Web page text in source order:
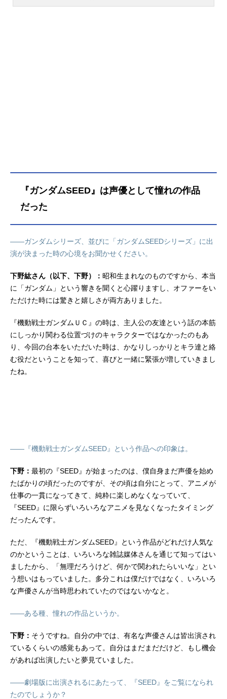
日（金）～11月14日（木）キャスト
クライン：田中理恵アスラン・ザ
ナマリア・ホーク：坂本真綾メイリ
ン・ホーク：折笠富美子マリュー・
ラミアス：三石琴乃ムウ・ラ・フラ
『ガンダムSEED』は声優として憧れの作品
だった
――ガンダムシリーズ、並びに「ガンダムSEEDシリーズ」に出
演が決まった時の心境をお聞かせください。
下野紘さん（以下、下野）： 昭和生まれなのものですから、本当
に「ガンダム」という響きを聞くと心躍りますし、オファーをい
ただけた時には驚きと嬉しさが両方ありました。
『機動戦士ガンダムＵＣ』の時は、主人公の友達という話の本筋
にしっかり関わる位置づけのキャラクターではなかったのもあ
り、今回の台本をいただいた時は、かなりしっかりとキラ達と絡
む役だということを知って、喜びと一緒に緊張が増していきまし
たね。
――『機動戦士ガンダムSEED』という作品への印象は。
下野： 最初の『SEED』が始まったのは、僕自身まだ声優を始め
たばかりの頃だったのですが、その頃は自分にとって、アニメが
仕事の一貫になってきて、純粋に楽しめなくなっていて、
『SEED』に限らずいろいろなアニメを見なくなったタイミング
だったんです。
ただ、『機動戦士ガンダムSEED』という作品がどれだけ人気な
のかということは、いろいろな雑誌媒体さんを通じて知ってはい
ましたから、「無理だろうけど、何かで関われたらいいな」とい
う想いはもっていました。多分これは僕だけではなく、いろいろ
な声優さんが当時思われていたのではないかなと。
――ある種、憧れの作品というか。
下野： そうですね。自分の中では、有名な声優さんは皆出演され
ているくらいの感覚もあって。自分はまだまだだけど、もし機会
があれば出演したいと夢見ていました。
――劇場版に出演されるにあたって、『SEED』をご覧になられ
たのでしょうか？